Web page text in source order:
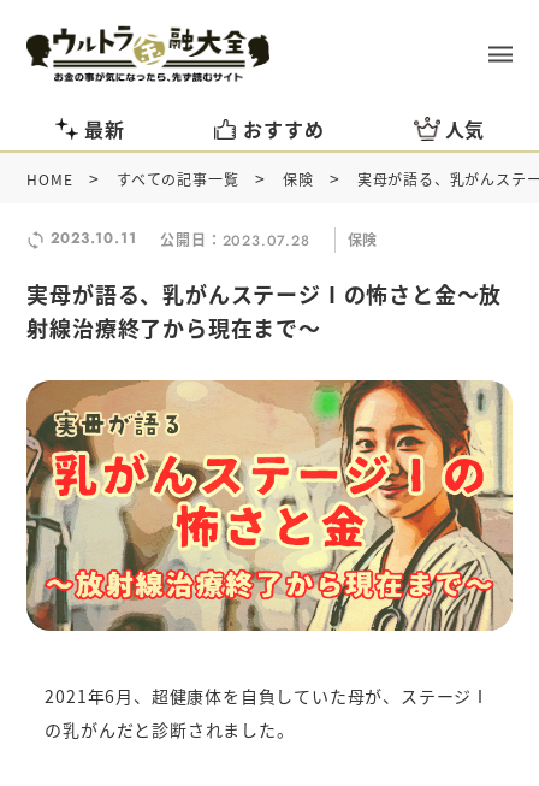
最新 おすすめ 人気
HOME > すべての記事一覧 > 保険 > 実母が語る、乳がんステ
2023.10.11 公開日： 2023.07.28 保険
実母が語る、乳がんステージⅠの怖さと金～放
射線治療終了から現在まで～
2021年6月、超健康体を自負していた母が、ステージⅠ
の乳がんだと診断されました。